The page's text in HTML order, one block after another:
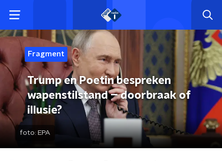
Fragment
Trump en Poetin bespreken
wapenstilstand – doorbraak of
illusie?
foto: EPA